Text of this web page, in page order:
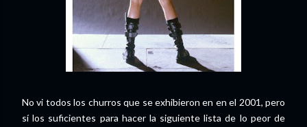
No vi todos los churros que se exhibieron en en el 2001, pero
sí los suficientes para hacer la siguiente lista de lo peor de